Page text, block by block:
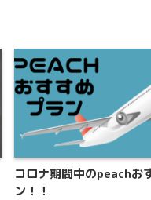
コロナ期間中のpeachお
ン！！